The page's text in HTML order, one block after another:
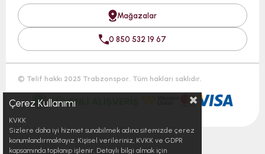
Mağazalar
0 850 532 19 67
© Telif hakkı 2025 Trabzonspor. Tüm hakları saklıdır.
Çerez Kullanımı
KVKK
Sizlere daha iyi hizmet sunabilmek adına sitemizde çerez
konumlandırmaktayız. Kişisel verileriniz, KVKK ve GDPR
kapsamında toplanıp işlenir. Detaylı bilgi almak için